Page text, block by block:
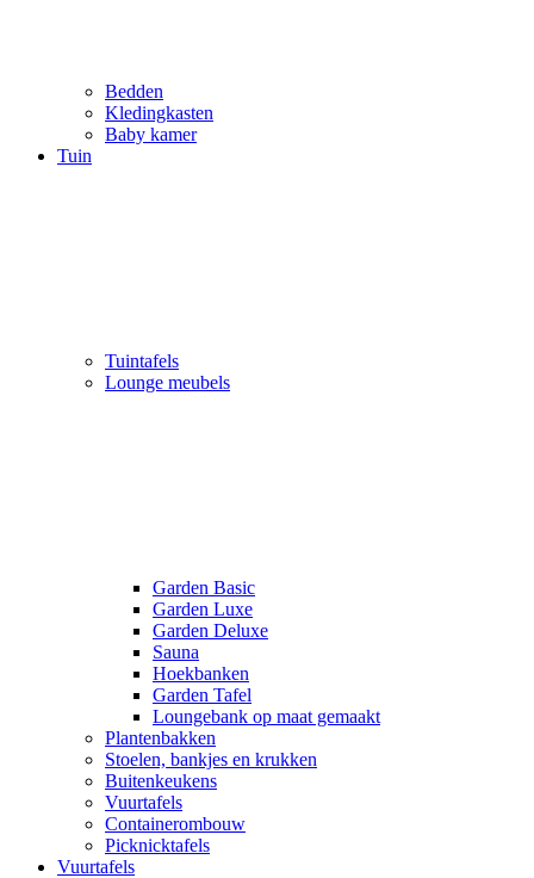
Bedden
Kledingkasten
Baby kamer
Tuin
Tuintafels
Lounge meubels
Garden Basic
Garden Luxe
Garden Deluxe
Sauna
Hoekbanken
Garden Tafel
Loungebank op maat gemaakt
Plantenbakken
Stoelen, bankjes en krukken
Buitenkeukens
Vuurtafels
Containerombouw
Picknicktafels
Vuurtafels